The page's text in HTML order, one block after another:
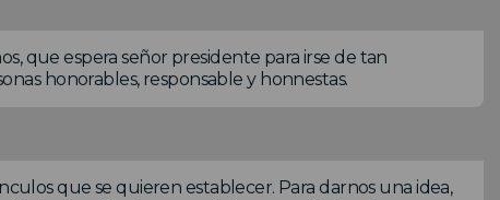
que espera señor presidente para irse de tan
honorables, responsable y honnestas.
que se quieren establecer. Para darnos una idea,